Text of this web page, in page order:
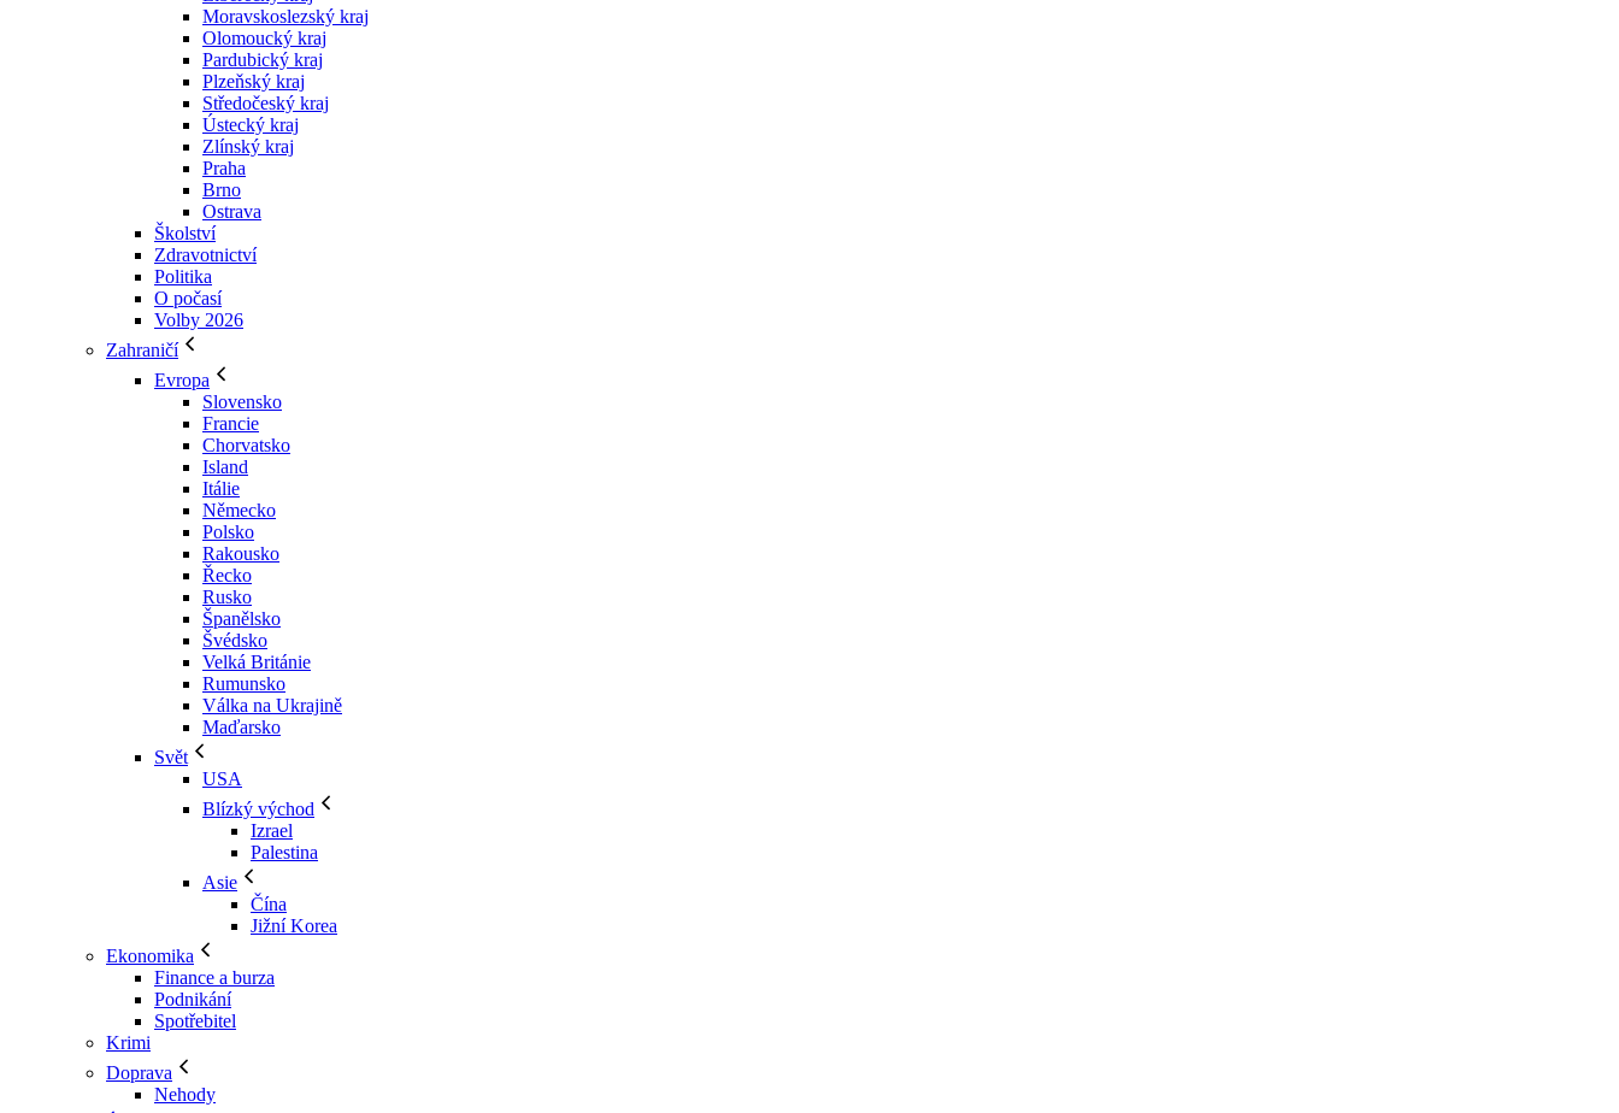
Moravskoslezský kraj
Olomoucký kraj
Pardubický kraj
Plzeňský kraj
Středočeský kraj
Ústecký kraj
Zlínský kraj
Praha
Brno
Ostrava
Školství
Zdravotnictví
Politika
O počasí
Volby 2026
Zahraničí
Evropa
Slovensko
Francie
Chorvatsko
Island
Itálie
Německo
Polsko
Rakousko
Řecko
Rusko
Španělsko
Švédsko
Velká Británie
Rumunsko
Válka na Ukrajině
Maďarsko
Svět
USA
Blízký východ
Izrael
Palestina
Asie
Čína
Jižní Korea
Ekonomika
Finance a burza
Podnikání
Spotřebitel
Krimi
Doprava
Nehody